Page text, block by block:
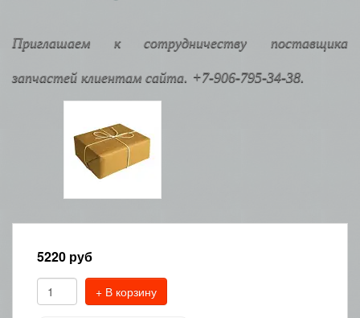
Приглашаем к сотрудничеству поставщика
запчастей клиентам сайта. +7-906-795-34-38.
5220 руб
+ В корзину